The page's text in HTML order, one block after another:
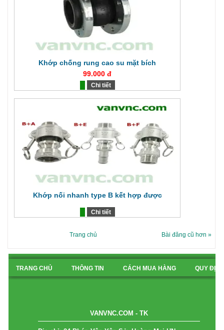
Khớp chống rung cao su mặt bích
99.000 đ
Chi tiết
Khớp nối nhanh type B kết hợp được
Chi tiết
Bài đăng cũ hơn »
Trang chủ
TRANG CHỦ THÔNG TIN CÁCH MUA HÀNG QUY
VANVNC.COM - TK